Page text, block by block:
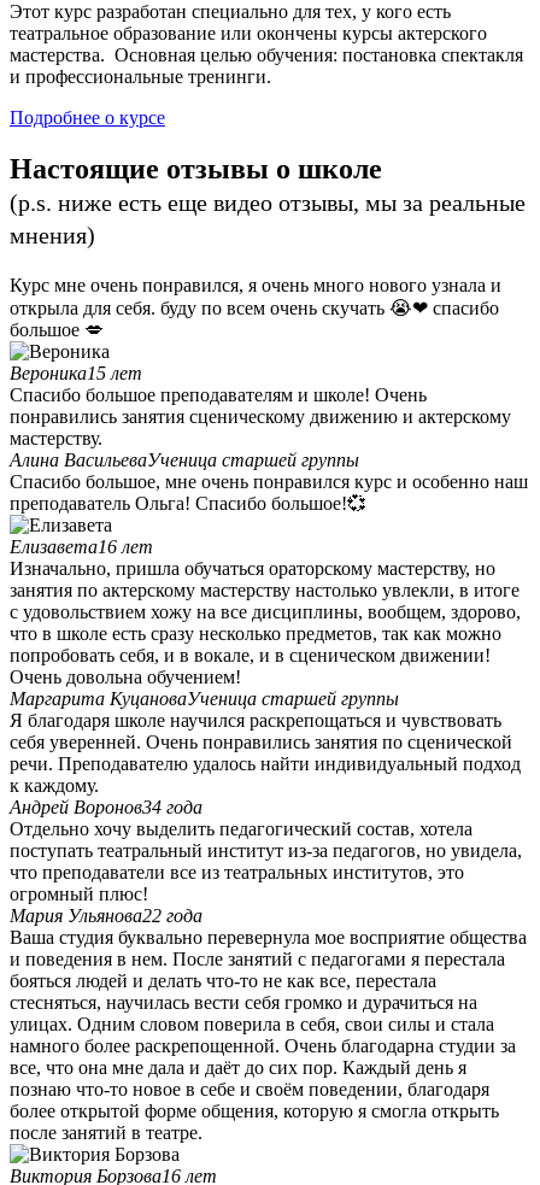
Этот курс разработан специально для тех, у кого есть
театральное образование или окончены курсы актерского
мастерства. Основная целью обучения: постановка спектакля
и профессиональные тренинги.
Подробнее о курсе
Настоящие отзывы о школе
(p.s. ниже есть еще видео отзывы, мы за реальные
мнения)
Курс мне очень понравился, я очень много нового узнала и
открыла для себя. буду по всем очень скучать 😭❤ спасибо
большое 💋
Вероника15 лет
Спасибо большое преподавателям и школе! Очень
понравились занятия сценическому движению и актерскому
мастерству.
Алина ВасильеваУченица старшей группы
Спасибо большое, мне очень понравился курс и особенно наш
преподаватель Ольга! Спасибо большое!💞
Елизавета16 лет
Изначально, пришла обучаться ораторскому мастерству, но
занятия по актерскому мастерству настолько увлекли, в итоге
с удовольствием хожу на все дисциплины, вообщем, здорово,
что в школе есть сразу несколько предметов, так как можно
попробовать себя, и в вокале, и в сценическом движении!
Очень довольна обучением!
Маргарита КуцановаУченица старшей группы
Я благодаря школе научился раскрепощаться и чувствовать
себя уверенней. Очень понравились занятия по сценической
речи. Преподавателю удалось найти индивидуальный подход
к каждому.
Андрей Воронов34 года
Отдельно хочу выделить педагогический состав, хотела
поступать театральный институт из-за педагогов, но увидела,
что преподаватели все из театральных институтов, это
огромный плюс!
Мария Ульянова22 года
Ваша студия буквально перевернула мое восприятие общества
и поведения в нем. После занятий с педагогами я перестала
бояться людей и делать что-то не как все, перестала
стесняться, научилась вести себя громко и дурачиться на
улицах. Одним словом поверила в себя, свои силы и стала
намного более раскрепощенной. Очень благодарна студии за
все, что она мне дала и даёт до сих пор. Каждый день я
познаю что-то новое в себе и своём поведении, благодаря
более открытой форме общения, которую я смогла открыть
после занятий в театре.
Виктория Борзова16 лет